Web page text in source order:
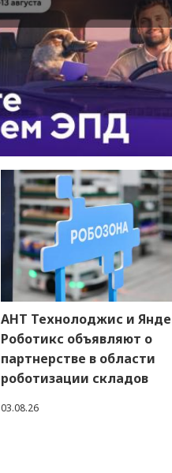
АНТ Технолоджис и
Роботикс объявляют о
партнерстве в области
роботизации складов
03.08.26